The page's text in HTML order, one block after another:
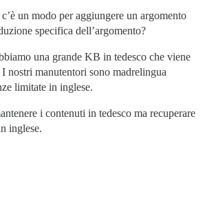
un modo per aggiungere un argomento
specifica dell’argomento?
una grande KB in tedesco che viene
nostri manutentori sono madrelingua
limitate in inglese.
i contenuti in tedesco ma recuperare
inglese.